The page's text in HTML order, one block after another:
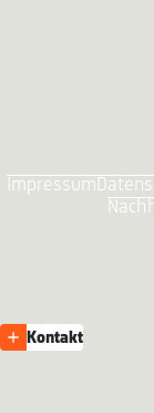
Impressum
Kontakt